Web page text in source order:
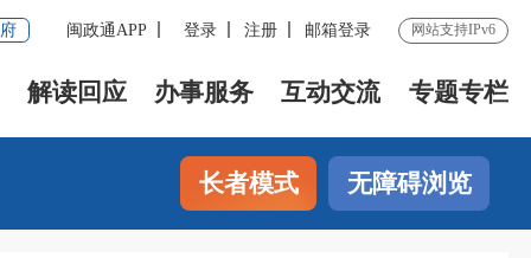
闽政通APP 登录 注册 邮箱登录 网站支持IPv6
解读回应 办事服务 互动交流 专题专栏
长者模式 无障碍浏览